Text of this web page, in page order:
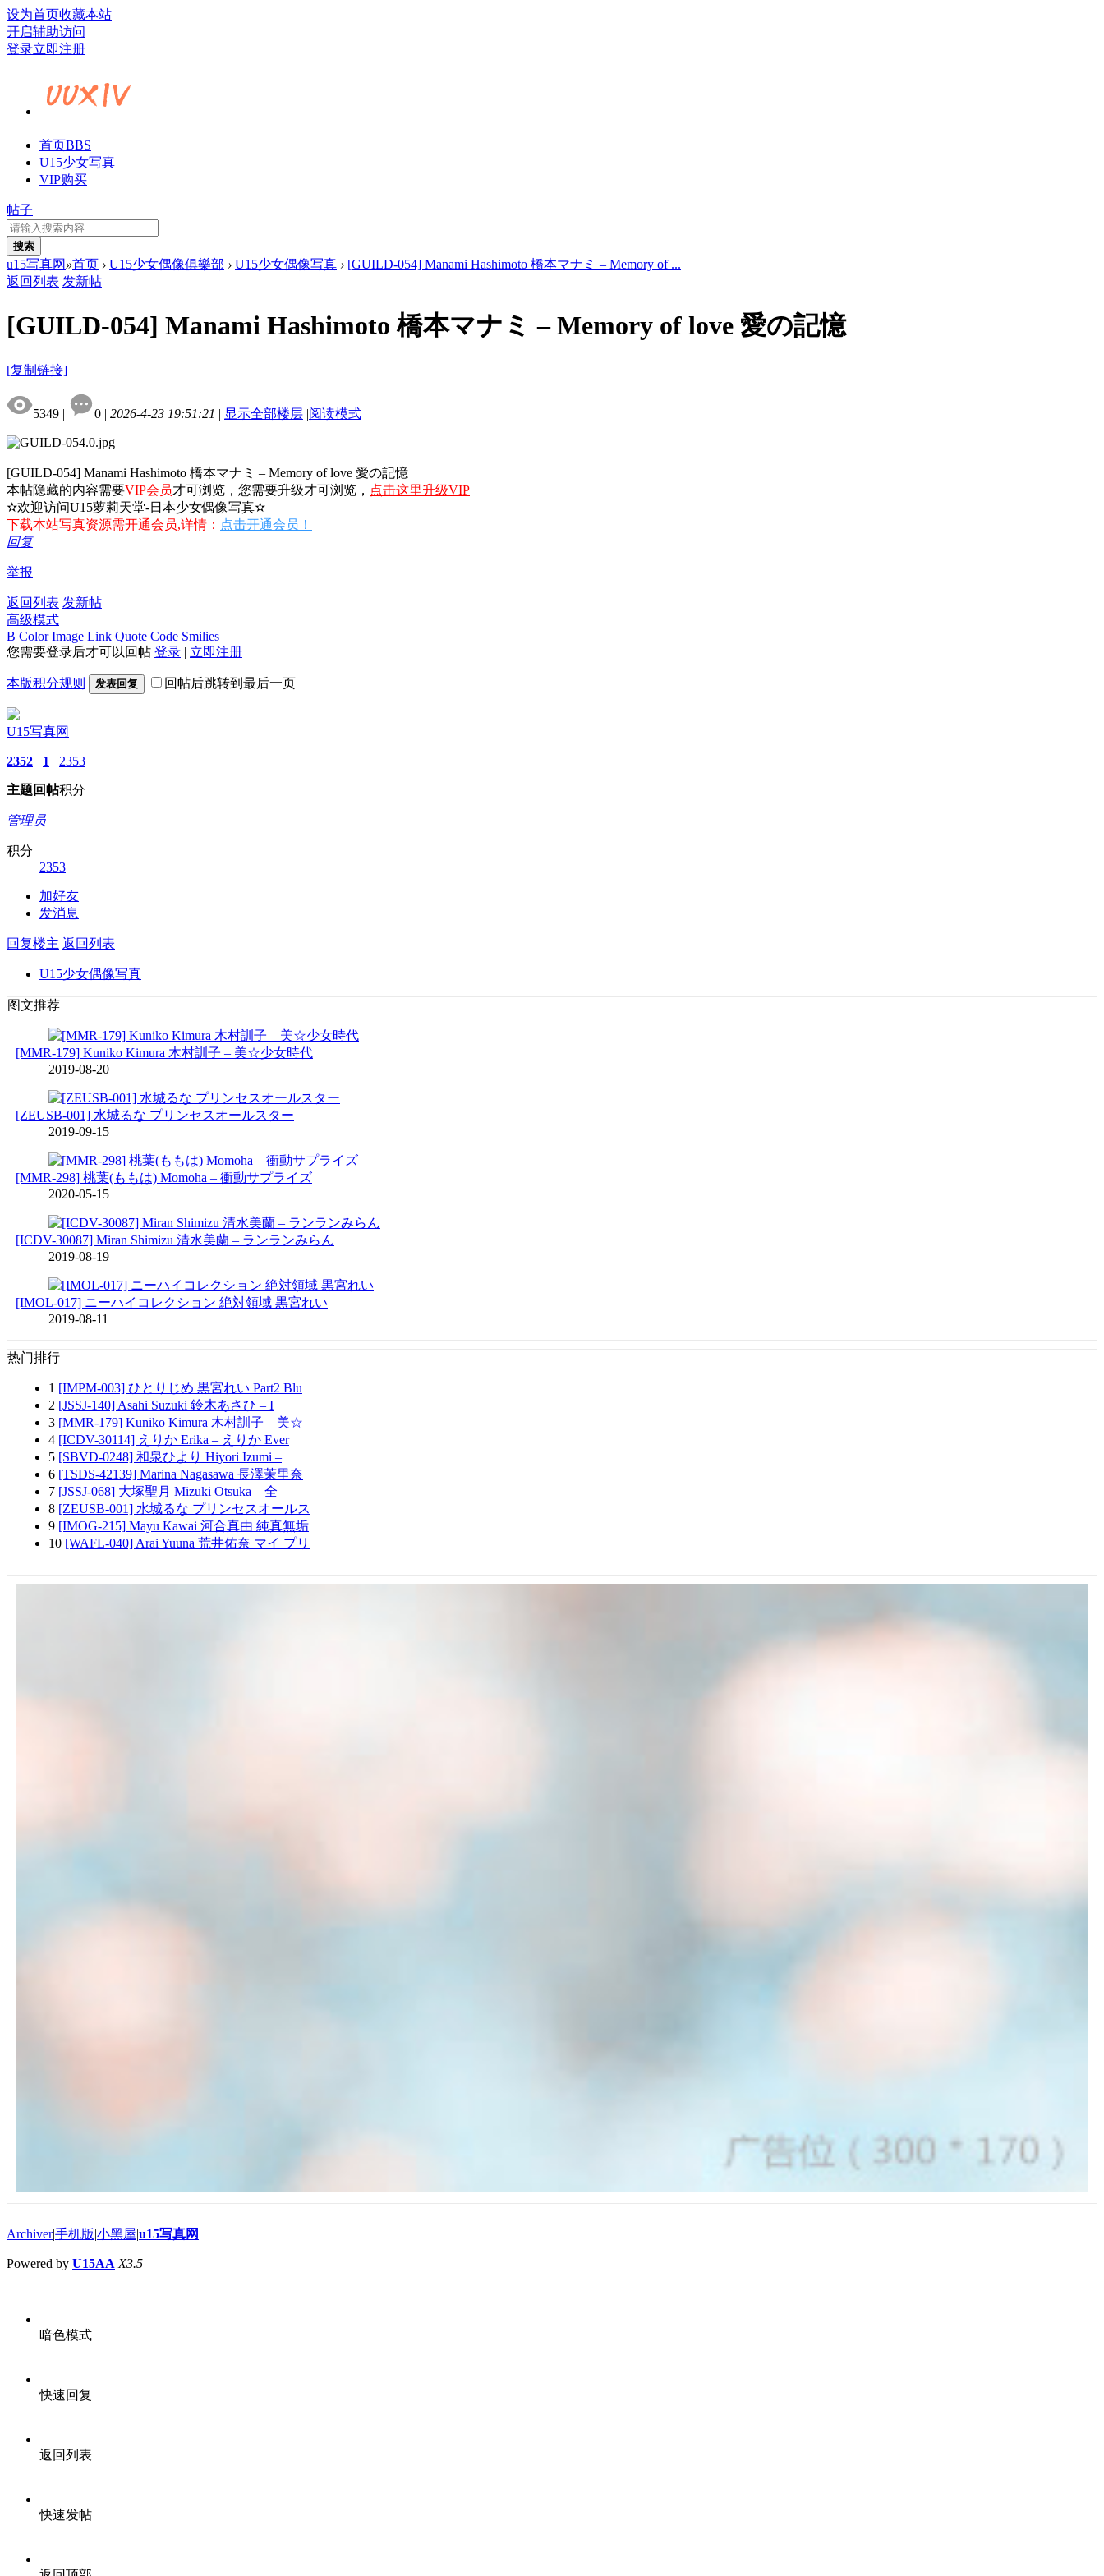
设为首页收藏本站
开启辅助访问
登录立即注册
首页BBS
U15少女写真
VIP购买
帖子
搜索
u15写真网 »首页 › U15少女偶像俱樂部 › U15少女偶像写真 › [GUILD-054] Manami Hashimoto 橋本マナミ – Memory of ...
返回列表 发新帖
[GUILD-054] Manami Hashimoto 橋本マナミ – Memory of love 愛の記憶
[复制链接]
5349 | 0 | 2026-4-23 19:51:21 | 显示全部楼层 |阅读模式
[GUILD-054] Manami Hashimoto 橋本マナミ – Memory of love 愛の記憶
本帖隐藏的内容需要VIP会员才可浏览，您需要升级才可浏览， 点击这里升级VIP
✫欢迎访问U15萝莉天堂-日本少女偶像写真✫
下载本站写真资源需开通会员,详情： 点击开通会员！
回复
举报
返回列表 发新帖
高级模式
B Color Image Link Quote Code Smilies
您需要登录后才可以回帖 登录 | 立即注册
本版积分规则 发表回复 回帖后跳转到最后一页
U15写真网
2352
主题
1
回帖
2353
积分
管理员
积分
2353
加好友
发消息
回复楼主 返回列表
U15少女偶像写真
图文推荐
[MMR-179] Kuniko Kimura 木村訓子 – 美☆少女時代
2019-08-20
[ZEUSB-001] 水城るな プリンセスオールスター
2019-09-15
[MMR-298] 桃葉(ももは) Momoha – 衝動サプライズ
2020-05-15
[ICDV-30087] Miran Shimizu 清水美蘭 – ランランみらん
2019-08-19
[IMOL-017] ニーハイコレクション 絶対領域 黒宮れい
2019-08-11
热门排行
1 [IMPM-003] ひとりじめ 黒宮れい Part2 Blu
2 [JSSJ-140] Asahi Suzuki 鈴木あさひ – I
3 [MMR-179] Kuniko Kimura 木村訓子 – 美☆
4 [ICDV-30114] えりか Erika – えりか Ever
5 [SBVD-0248] 和泉ひより Hiyori Izumi –
6 [TSDS-42139] Marina Nagasawa 長澤茉里奈
7 [JSSJ-068] 大塚聖月 Mizuki Otsuka – 全
8 [ZEUSB-001] 水城るな プリンセスオールス
9 [IMOG-215] Mayu Kawai 河合真由 純真無垢
10 [WAFL-040] Arai Yuuna 荒井佑奈 マイ プリ
Archiver|手机版|小黑屋|u15写真网
Powered by U15AA X3.5
暗色模式
快速回复
返回列表
快速发帖